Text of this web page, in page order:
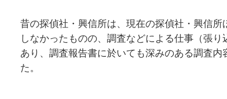
昔の探偵社・興信所は、現在の探偵社・興信
しなかったものの、調査などによる仕事（張
あり、調査報告書に於いても深みのある調査
た。